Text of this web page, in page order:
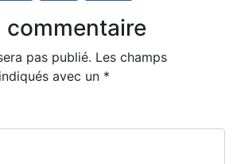
commentaire
pas publié. Les champs
avec un *